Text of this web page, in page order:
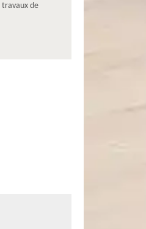
travaux de